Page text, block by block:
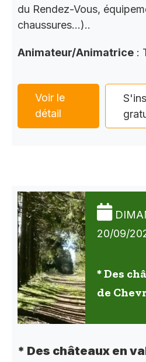
du Rendez-Vous,
chaussures…)..
Animateur/Animatrice :
Voir le
détail
20/09/
* Des
de
* Des châteaux en